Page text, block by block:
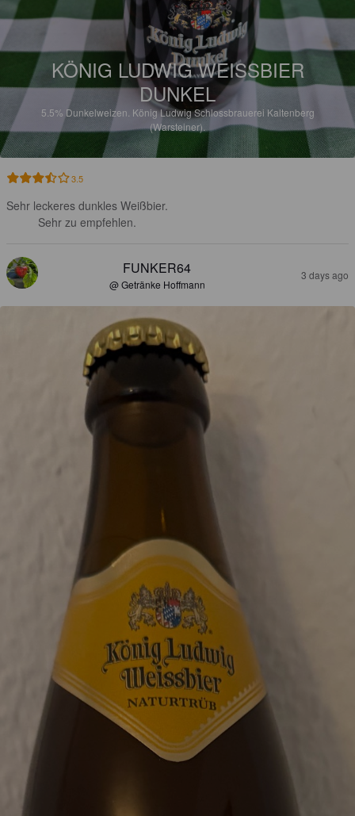
KÖNIG LUDWIG WEISSBIER
DUNKEL
5.5% Dunkelweizen. König Ludwig Schlossbrauerei Kaltenberg
(Warsteiner).
3.5
Sehr leckeres dunkles Weißbier.
Sehr zu empfehlen.
FUNKER64
@ Getränke Hoffmann
3 days ago